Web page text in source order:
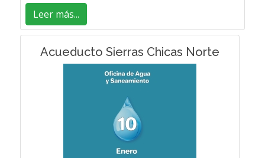
Leer más...
Acueducto Sierras Chicas Norte